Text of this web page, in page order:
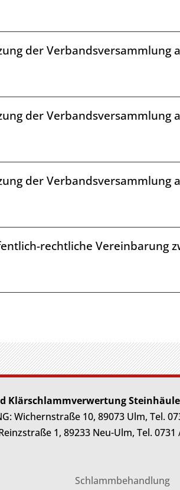
der Verbandsversammlung
der Verbandsversammlung
der Verbandsversammlung
rechtliche Vereinbarung
Klärschlammverwertung Steinhäule
Wichernstraße 10, 89073 Ulm, Tel.
1, 89233 Neu-Ulm, Tel.
Schlammbehandlung